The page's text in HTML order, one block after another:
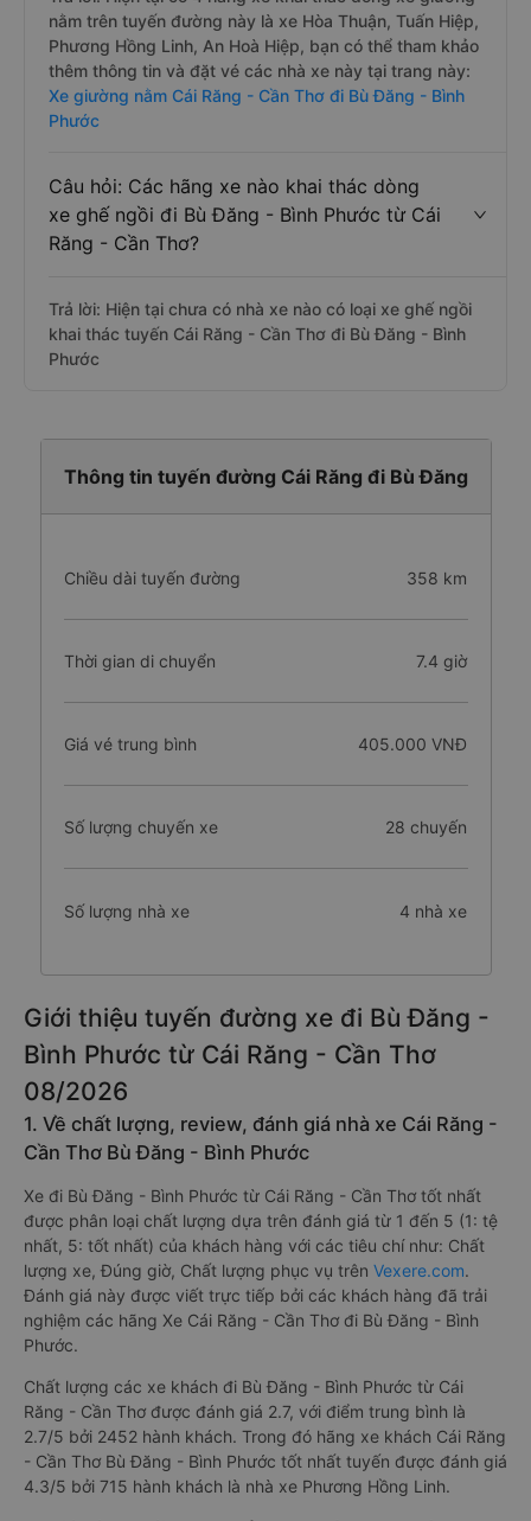
Cái Răng - Cần Thơ?
Trả lời: Hiện tại có 4 hãng xe khai thác dòng xe giường
nằm trên tuyến đường này là xe Hòa Thuận, Tuấn Hiệp,
Phương Hồng Linh, An Hoà Hiệp, bạn có thể tham khảo
Xe giường nằm Cái Răng - Cần Thơ đi Bù Đăng - Bình
Phước
xe ghế ngồi đi Bù Đăng - Bình Phước từ Cái
Răng - Cần Thơ?
Phước
Chiều dài tuyến đường 358 km
Thời gian di chuyển 7.4 giờ
Giá vé trung bình 405.000 VNĐ
Số lượng chuyến xe 28 chuyến
Giới thiệu tuyến đường xe đi Bù Đăng -
Bình Phước từ Cái Răng - Cần Thơ
1. Về chất lượng, review, đánh giá nhà xe Cái Răng -
Cần Thơ Bù Đăng - Bình Phước
Xe đi Bù Đăng - Bình Phước từ Cái Răng - Cần Thơ tốt nhất
được phân loại chất lượng dựa trên đánh giá từ 1 đến 5 (1: tệ
nhất, 5: tốt nhất) của khách hàng với các tiêu chí như: Chất
lượng xe, Đúng giờ, Chất lượng phục vụ trên
Đánh giá này được viết trực tiếp bởi các khách hàng đã trải
nghiệm các hãng Xe Cái Răng - Cần Thơ đi Bù Đăng - Bình
Phước.
Chất lượng các xe khách đi Bù Đăng - Bình Phước từ Cái
Răng - Cần Thơ được đánh giá 2.7, với điểm trung bình là